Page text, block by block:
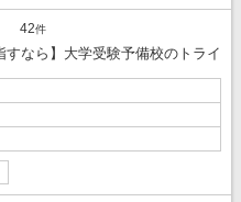
42件
すなら】大学受験予備校のトライ